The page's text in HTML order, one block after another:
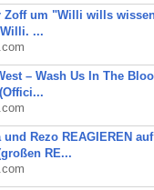
Zoff um "Willi wills
...
– Wash Us In The
Rezo REAGIEREN
RE...